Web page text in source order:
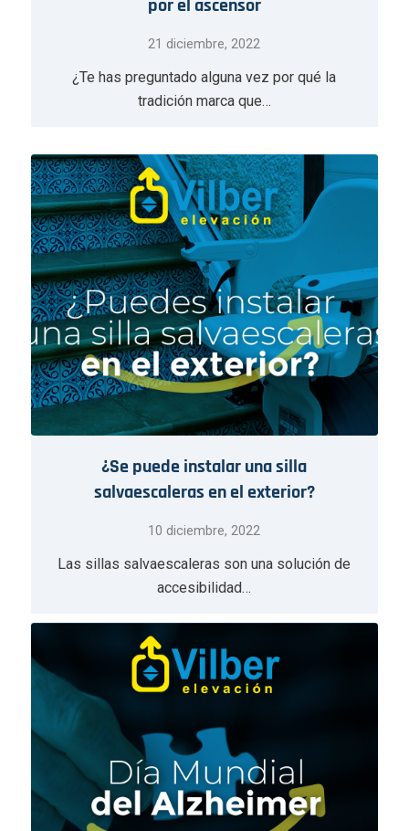
por el ascensor
21 diciembre, 2022
¿Te has preguntado alguna vez por qué la
tradición marca que…
¿Se puede instalar una silla
salvaescaleras en el exterior?
10 diciembre, 2022
Las sillas salvaescaleras son una solución de
accesibilidad…